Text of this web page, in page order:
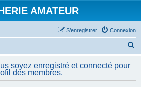
AMATEUR
Connexion
S’enregistrer
h
soyez enregistré et connecté pour
des membres.